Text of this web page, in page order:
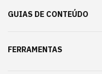
GUIAS DE CONTEÚDO
FERRAMENTAS